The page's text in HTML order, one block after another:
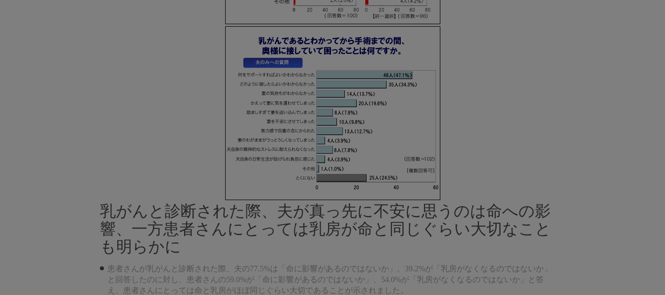
乳がんと診断された際、夫が真っ先に不安に思うのは命への影
響、一方患者さんにとっては乳房が命と同じぐらい大切なこと
も明らかに
患者さんが乳がんと診断された際、夫の77.5%は「命に影響があるのではないか」、39.2%が「乳房がなくなるのではないか」
と回答したのに対し、患者さんの59.0%が「命に影響があるのではないか」、54.0%が「乳房がなくなるのではないか」と答
え、患者さんにとっては命と乳房がほぼ同じぐらい大切であることが示されました。